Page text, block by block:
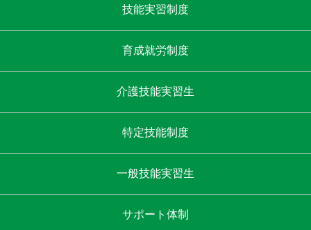
技能実習制度
育成就労制度
介護技能実習生
特定技能制度
一般技能実習生
サポート体制